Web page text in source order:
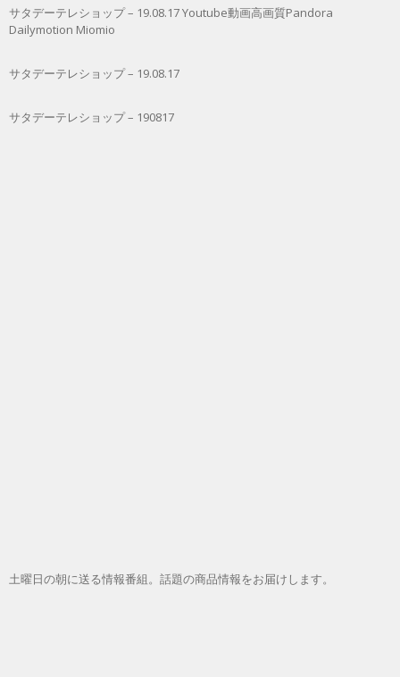
サタデーテレショップ – 19.08.17 Youtube動画高画質Pandora
Dailymotion Miomio
サタデーテレショップ – 19.08.17
サタデーテレショップ – 190817
土曜日の朝に送る情報番組。話題の商品情報をお届けします。